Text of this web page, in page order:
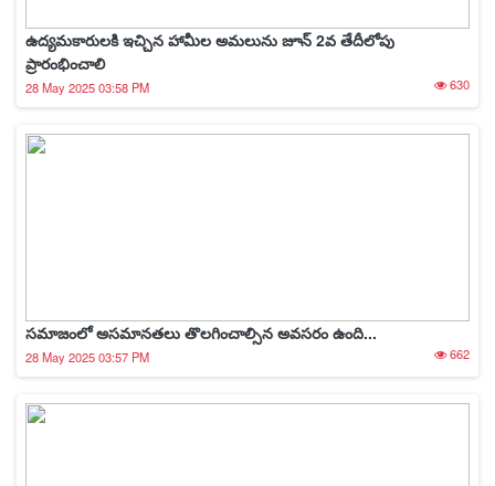
ఉద్యమకారులకి ఇచ్చిన హామీల అమలును జూన్ 2వ తేదీలోపు
ప్రారంభించాలి
28 May 2025 03:58 PM 630
సమాజంలో అసమానతలు తొలగించాల్సిన అవసరం ఉంది...
28 May 2025 03:57 PM 662